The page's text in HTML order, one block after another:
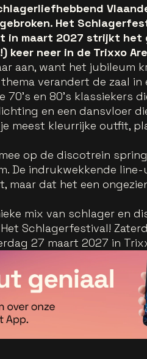
Het
in maart 2027 strijkt
keer neer in de Trixxo
aan, want het jubileum
thema verandert de zaal
70’s en 80’s klassiekers
en een dansvloer
meest kleurrijke outfit,
op de discotrein
De indrukwekkende
maar dat het een
mix van schlager en
Schlagerfestival!
27 maart 2027 in